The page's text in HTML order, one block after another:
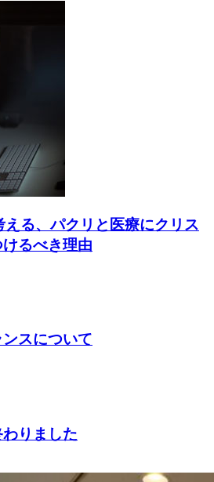
る、パクリと医療にクリス
るべき理由
スについて
りました